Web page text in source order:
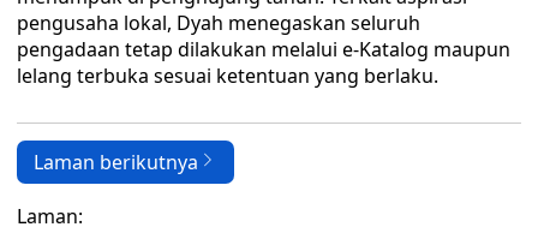
pengusaha lokal, Dyah menegaskan seluruh
pengadaan tetap dilakukan melalui e-Katalog maupun
lelang terbuka sesuai ketentuan yang berlaku.
Laman berikutnya
Laman: